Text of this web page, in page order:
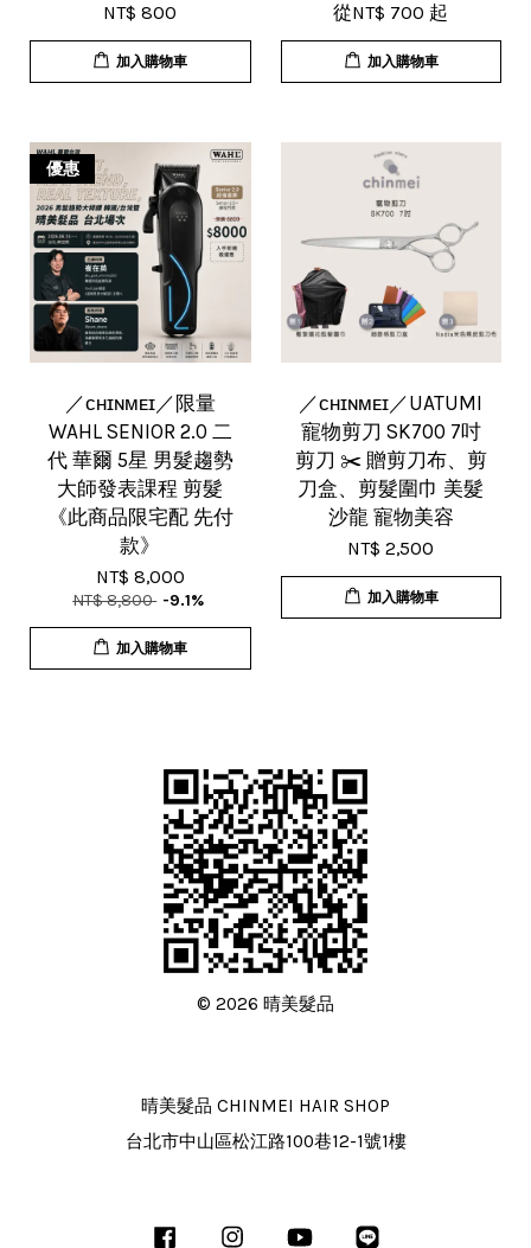
NT$ 800
加入購物車
從NT$ 700 起
加入購物車
優惠
／ᴄʜɪɴᴍᴇɪ／限量
WAHL SENIOR 2.0 二
代 華爾 5星 男髮趨勢
大師發表課程 剪髮
《此商品限宅配 先付
款》
NT$ 8,000
NT$ 8,800 -9.1%
加入購物車
／ᴄʜɪɴᴍᴇɪ／UATUMI
寵物剪刀 SK700 7吋
剪刀 ✂️ 贈剪刀布、剪
刀盒、剪髮圍巾 美髮
沙龍 寵物美容
NT$ 2,500
加入購物車
© 2026 晴美髮品
晴美髮品 CHINMEI HAIR SHOP
台北市中山區松江路100巷12-1號1樓
Facebook InstagramYouTube